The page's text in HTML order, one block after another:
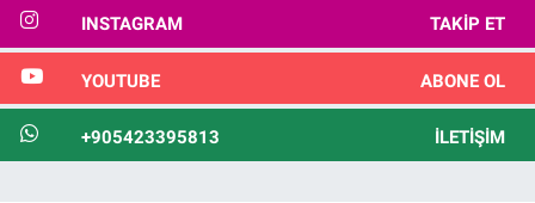
INSTAGRAM TAKIP ET
YOUTUBE ABONE OL
+905423395813 İLETIŞIM